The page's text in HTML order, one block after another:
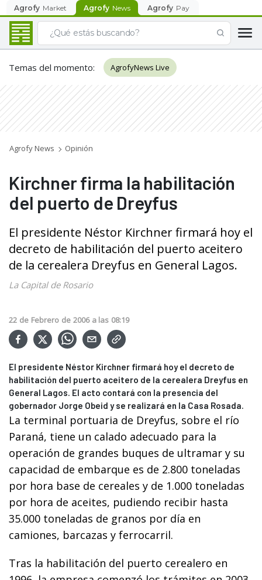
Agrofy Market Agrofy News Agrofy Pay
Temas del momento: AgrofyNews Live
Agrofy News Opinión
Kirchner firma la habilitación
del puerto de Dreyfus
El presidente Néstor Kirchner firmará hoy el
decreto de habilitación del puerto aceitero
de la cerealera Dreyfus en General Lagos.
La Capital de Rosario
22 de Febrero de 2006 a las 08:19
El presidente Néstor Kirchner firmará hoy el decreto de
habilitación del puerto aceitero de la cerealera Dreyfus en
General Lagos. El acto contará con la presencia del
gobernador Jorge Obeid y se realizará en la Casa Rosada.
La terminal portuaria de Dreyfus, sobre el río
Paraná, tiene un calado adecuado para la
operación de grandes buques de ultramar y su
capacidad de embarque es de 2.800 toneladas
por hora base de cereales y de 1.000 toneladas
por hora de aceites, pudiendo recibir hasta
35.000 toneladas de granos por día en
camiones, barcazas y ferrocarril.
Tras la habilitación del puerto cerealero en